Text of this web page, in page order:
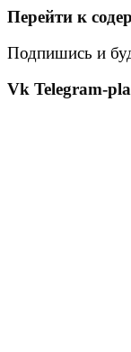
Перейти к
Подпишись и
Vk Telegram-